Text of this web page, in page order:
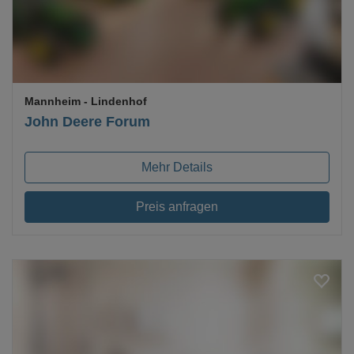
John Deere Forum
Mannheim - Lindenhof
Mehr Details
Preis anfragen